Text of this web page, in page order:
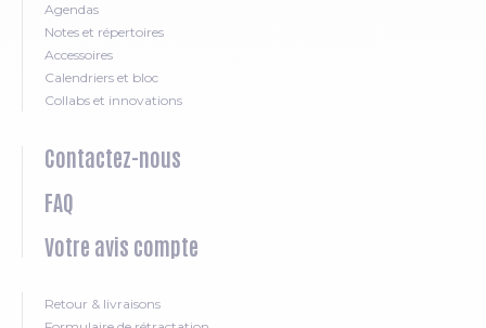
Agendas
Notes et répertoires
Accessoires
Calendriers et bloc
Collabs et innovations
Contactez-nous
FAQ
Votre avis compte
Retour & livraisons